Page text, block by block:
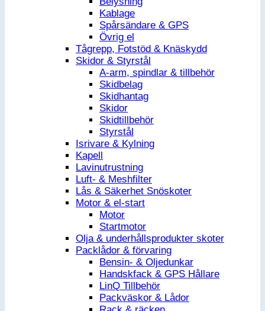
Kablage
Spårsändare & GPS
Övrig el
Tågrepp, Fotstöd & Knäskydd
Skidor & Styrstål
A-arm, spindlar & tillbehör
Skidbelag
Skidhantag
Skidor
Skidtillbehör
Styrstål
Isrivare & Kylning
Kapell
Lavinutrustning
Luft- & Meshfilter
Lås & Säkerhet Snöskoter
Motor & el-start
Motor
Startmotor
Olja & underhållsprodukter skoter
Packlådor & förvaring
Bensin- & Oljedunkar
Handskfack & GPS Hållare
LinQ Tillbehör
Packväskor & Lådor